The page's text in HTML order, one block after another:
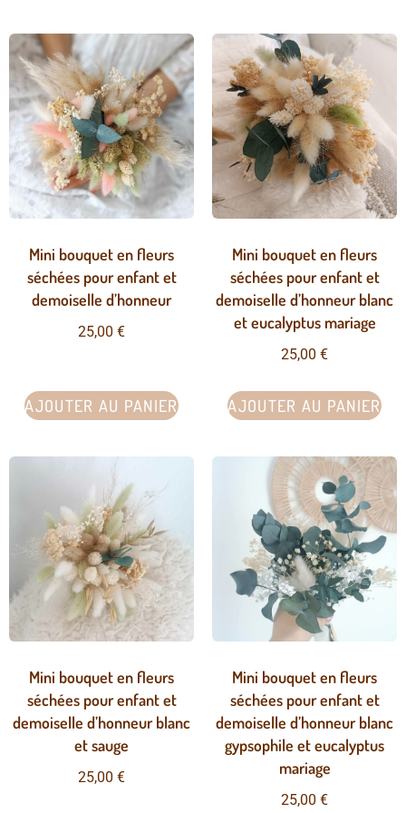
Mini bouquet en fleurs
séchées pour enfant et
demoiselle d’honneur
25,00 €
AJOUTER AU PANIER
Mini bouquet en fleurs
séchées pour enfant et
demoiselle d’honneur blanc
et eucalyptus mariage
25,00 €
AJOUTER AU PANIER
Mini bouquet en fleurs
séchées pour enfant et
demoiselle d’honneur blanc
et sauge
25,00 €
Mini bouquet en fleurs
séchées pour enfant et
demoiselle d’honneur blanc
gypsophile et eucalyptus
mariage
25,00 €